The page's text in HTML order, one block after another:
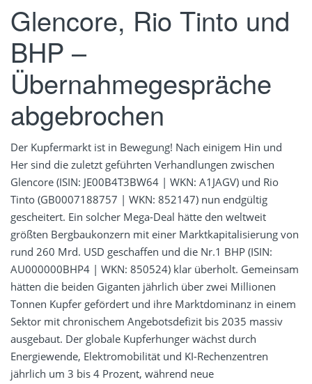
Glencore, Rio Tinto und
BHP –
Übernahmegespräche
abgebrochen
Der Kupfermarkt ist in Bewegung! Nach einigem Hin und
Her sind die zuletzt geführten Verhandlungen zwischen
Glencore (ISIN: JE00B4T3BW64 | WKN: A1JAGV) und Rio
Tinto (GB0007188757 | WKN: 852147) nun endgültig
gescheitert. Ein solcher Mega-Deal hätte den weltweit
größten Bergbaukonzern mit einer Marktkapitalisierung von
rund 260 Mrd. USD geschaffen und die Nr.1 BHP (ISIN:
AU000000BHP4 | WKN: 850524) klar überholt. Gemeinsam
hätten die beiden Giganten jährlich über zwei Millionen
Tonnen Kupfer gefördert und ihre Marktdominanz in einem
Sektor mit chronischem Angebotsdefizit bis 2035 massiv
ausgebaut. Der globale Kupferhunger wächst durch
Energiewende, Elektromobilität und KI-Rechenzentren
jährlich um 3 bis 4 Prozent, während neue